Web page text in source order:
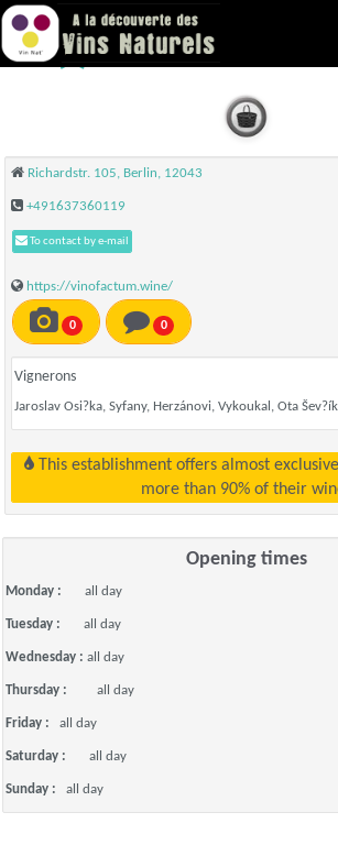
Vinofactum -
Richardstr. 105, Berlin, 12043
+491637360119
To contact by e-mail
https://vinofactum.wine/
0 0
Vignerons
Jaroslav Osi?ka, Syfany, Herzánovi, Vykoukal, Ota
This establishment offers almost exclusively 'natural wines' :
more than 90% of their
Opening times
Monday : all day
Tuesday : all day
Wednesday : all day
Thursday : all day
Friday : all day
Saturday : all day
Sunday : all day